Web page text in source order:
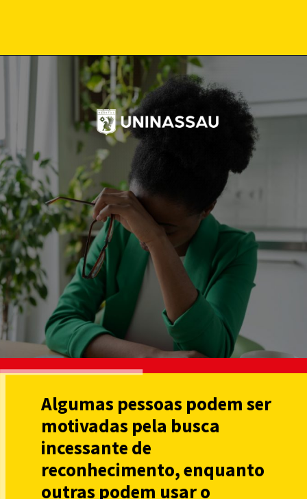
Algumas pessoas podem ser
motivadas pela busca
incessante de
reconhecimento, enquanto
outras podem usar o